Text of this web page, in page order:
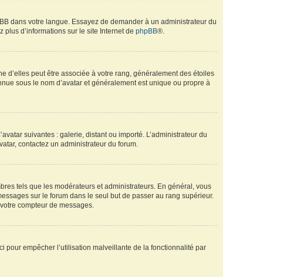
dans votre langue. Essayez de demander à un administrateur du
plus d’informations sur le site Internet dephpBB®.
d’elles peut être associée à votre rang, généralement des étoiles
sous le nom d’avatar et généralement est unique ou propre à
suivantes : galerie, distant ou importé. L’administrateur du
contactez un administrateur du forum.
tels que les modérateurs et administrateurs. En général, vous
sur le forum dans le seul but de passer au rang supérieur.
compteur de messages.
pour empêcher l’utilisation malveillante de la fonctionnalité par